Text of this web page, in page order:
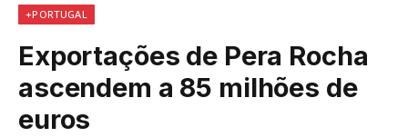
+PORTUGAL
Exportações de Pera Rocha
ascendem a 85 milhões de
euros